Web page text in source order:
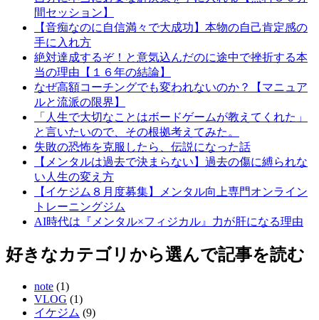
間セッション】
【音痴なのに自信満々で大成功】本物の自己肯定感の
手に入れ方
絶対達成するぞ！と意気込んだのに途中で挫折する本
当の理由【１６年の結論】
なぜ高額コーチングでも変われないのか？【マニュア
ルと流派の限界】
「人生で大切なことはボードゲームが教えてくれた」
と言いたいので、その根拠考えてみた。
失敗の恐怖を克服したら、伝説になった話
【メンタルは過去で決まらない】過去の傷に縛られな
い人生の変え方
【イケジム８月度募集】メンタル向上専門オンライン
トレーニングジム
AI時代は『メンタル×フィジカル』力が肝になる理由
好きなカテゴリから選んで記事を読む
note (1)
VLOG (1)
イケジム (9)